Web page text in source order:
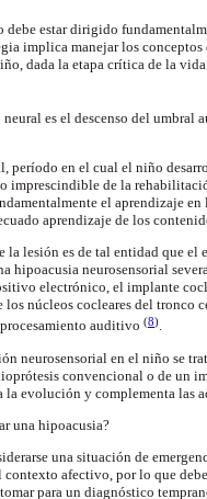
estar dirigido
implica manejar los
dada la etapa crítica de la
es el descenso del
período en el cual el niño
imprescindible de la
el aprendizaje
aprendizaje de los
la lesión es de tal entidad que
hipoacusia neurosensorial
electrónico, el implante
núcleos cocleares del tronco
auditivo (8).
neurosensorial en el niño se
convencional o de un
evolución y complementa las
una hipoacusia?
una situación de
afectivo, por lo que
para un diagnóstico